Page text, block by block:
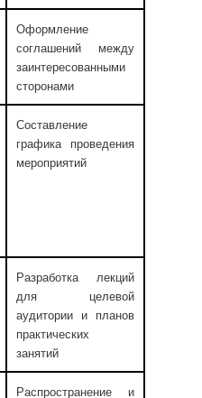
Оформление
соглашений между
заинтересованными
сторонами
Составление
графика проведения
мероприятий
Разработка лекций
для целевой
аудитории и планов
практических
занятий
Распространение и